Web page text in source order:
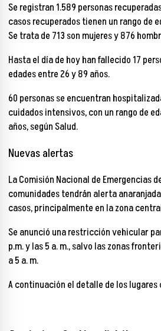
Se registran 1.589 personas
casos recuperados tienen un rango de
Se trata de 713 son mujeres y 876
Hasta el día de hoy han fallecido 17
edades entre 26 y 89 años.
60 personas se encuentran
cuidados intensivos, con un rango de
años, según Salud.
Nuevas alertas
La Comisión Nacional de Emergencias
comunidades tendrán alerta
casos, principalmente en la zona
Se anunció una restricción vehicular
p.m. y las 5 a. m., salvo las zonas
a 5 a. m.
A continuación el detalle de los